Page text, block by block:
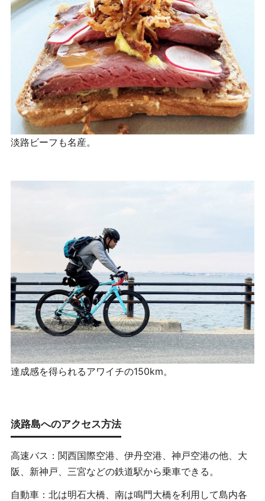
淡路ビーフも名産。
達成感を得られるアワイチの150km。
淡路島へのアクセス方法
高速バス：関西国際空港、伊丹空港、神戸空港の他、大
阪、新神戸、三宮などの鉄道駅から乗車できる。
自動車：北は明石大橋、南は鳴門大橋を利用して島内各